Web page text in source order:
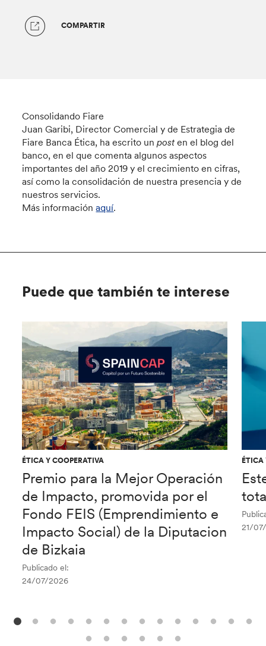
COMPARTIR
Consolidando Fiare
Juan Garibi, Director Comercial y de Estrategia de
Fiare Banca Ética, ha escrito unposten el blog del
banco, en el que comenta algunos aspectos
importantes del año 2019 y el crecimiento en cifras,
así como la consolidación de nuestra presencia y de
nuestros servicios.
Más informaciónaquí.
Puede que también te interese
ÉTICA Y COOPERATIVA
Premio para la Mejor Operación
de Impacto, promovida por el
Fondo FEIS (Emprendimiento e
Impacto Social) de la Diputacion
de Bizkaia
Publicado el:
24/07/2026
ÉTICA
21/